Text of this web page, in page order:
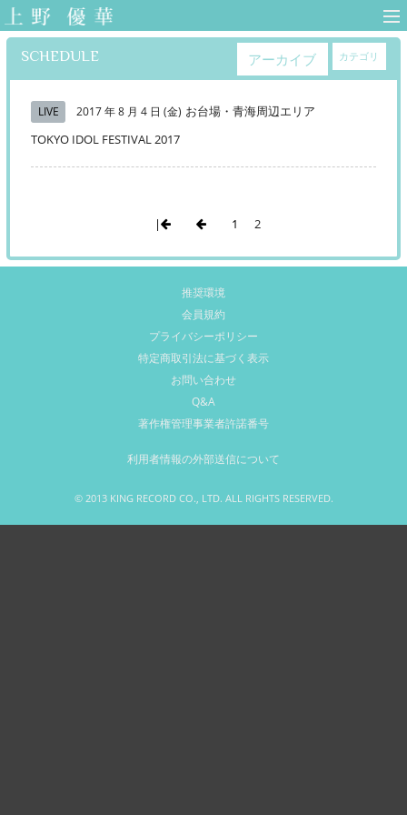
上野優華 オフィ
シャルサイト-
SCHEDULE カテゴリ
アーカイブ
LIVE 2017 年 8 月 4 日 (金) お台場・青海周辺エリア
TOKYO IDOL FESTIVAL 2017
| 1 2
推奨環境
会員規約
プライバシーポリシー
特定商取引法に基づく表示
お問い合わせ
Q&A
著作権管理事業者許諾番号
利用者情報の外部送信について
© 2013 KING RECORD CO., LTD. ALL RIGHTS RESERVED.